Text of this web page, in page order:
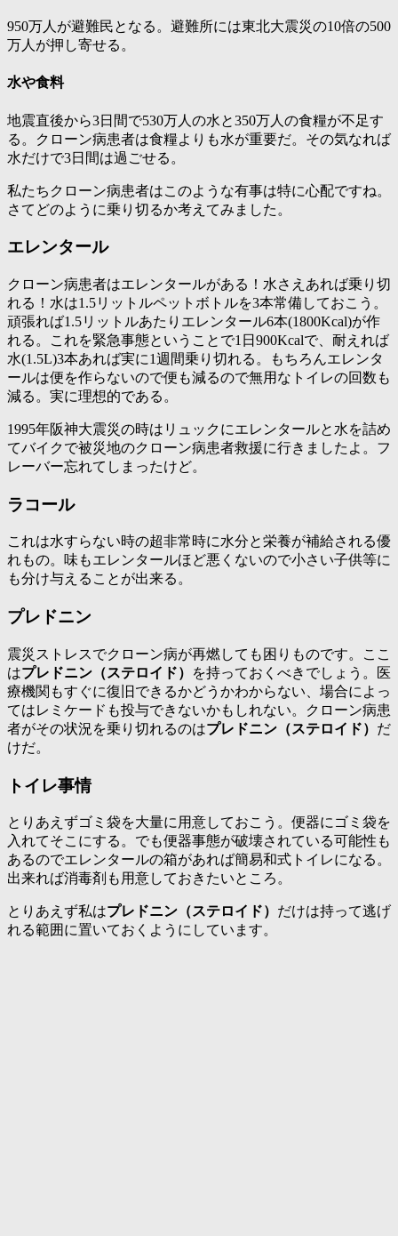
950万人が避難民となる。避難所には東北大震災の10倍の500
万人が押し寄せる。
水や食料
地震直後から3日間で530万人の水と350万人の食糧が不足す
る。クローン病患者は食糧よりも水が重要だ。その気なれば
水だけで3日間は過ごせる。
私たちクローン病患者はこのような有事は特に心配ですね。
さてどのように乗り切るか考えてみました。
エレンタール
クローン病患者はエレンタールがある！ 水さえあれば乗り切
れる！水は1.5リットルペットボトルを3本常備しておこう。
頑張れば1.5リットルあたりエレンタール6本(1800Kcal)が作
れる。これを緊急事態ということで1日900Kcalで、耐えれば
水(1.5L)3本あれば実に1週間乗り切れる。もちろんエレンタ
ールは便を作らないので便も減るので無用なトイレの回数も
減る 。実に理想的である。
1995年阪神大震災の時はリュックにエレンタールと水を詰め
てバイクで被災地のクローン病患者救援に行きましたよ。フ
レーバー忘れてしまったけど。
ラコール
これは水すらない時の超非常時に水分と栄養が補給される優
れもの。味もエレンタールほど悪くないので小さい子供等に
も分け与えることが出来る。
プレドニン
震災ストレスでクローン病が再燃しても困りものです。ここ
はプレドニン（ステロイド）
を持っておくべきでしょう。医
療機関もすぐに復旧できるかどうかわからない、場合によっ
てはレミケードも投与できないかもしれない。クローン病患
者がその状況を乗り切れるのはプレドニン（ステロイド） だ
けだ。
トイレ事情
とりあえずゴミ袋を大量に用意しておこう。便器にゴミ袋を
入れてそこにする。でも便器事態が破壊されている可能性も
あるのでエレンタールの箱があれば簡易和式トイレになる。
出来れば消毒剤も用意しておきたいところ。
とりあえず私はプレドニン（ステロイド） だけは持って逃げ
れる範囲に置いておくようにしています。